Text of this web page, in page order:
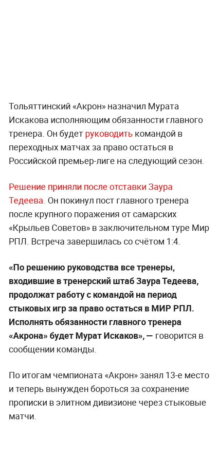
Тольяттинский «Акрон» назначил Мурата
Искакова исполняющим обязанности главного
тренера. Он будет руководить командой в
переходных матчах за право остаться в
Российской премьер-лиге на следующий сезон.
Решение приняли после отставки Заура
Тедеева. Он покинул пост главного тренера
после крупного поражения от самарских
«Крыльев Советов» в заключительном туре Мир
РПЛ. Встреча завершилась со счётом 1:4.
«По решению руководства все тренеры,
входившие в тренерский штаб Заура Тедеева,
продолжат работу с командой на период
стыковых игр за право остаться в МИР РПЛ.
Исполнять обязанности главного тренера
«Акрона» будет Мурат Искаков», — говорится в
сообщении команды.
По итогам чемпионата «Акрон» занял 13-е место
и теперь вынужден бороться за сохранение
прописки в элитном дивизионе через стыковые
матчи.